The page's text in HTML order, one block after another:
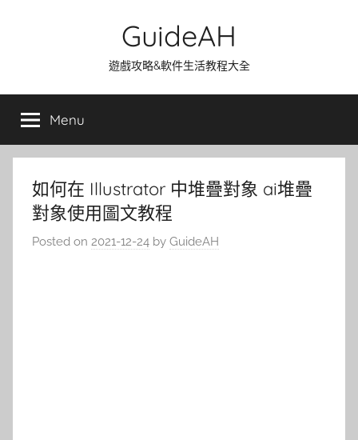
GuideAH
遊戲攻略&軟件生活教程大全
Menu
如何在 Illustrator 中堆疊對象 ai堆疊
對象使用圖文教程
Posted on 2021-12-24 by GuideAH